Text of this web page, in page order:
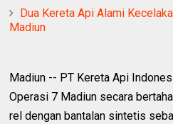
Dua Kereta Api Alami
Madiun
Madiun -- PT Kereta Api
Operasi 7 Madiun secara
rel dengan bantalan sintetis